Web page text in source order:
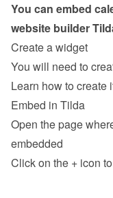
You can embed
website builder
Create a widget
You will need to
Learn how to create
Embed in Tilda
Open the page
embedded
Click on the + icon